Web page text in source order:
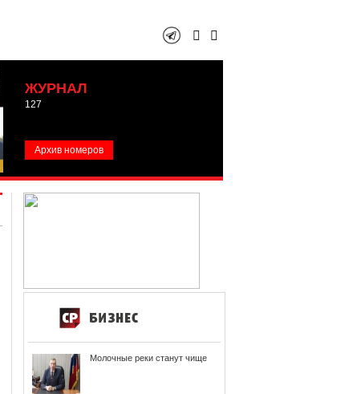
ЖУРНАЛ
127
Архив номеров
Молочные реки станут чище